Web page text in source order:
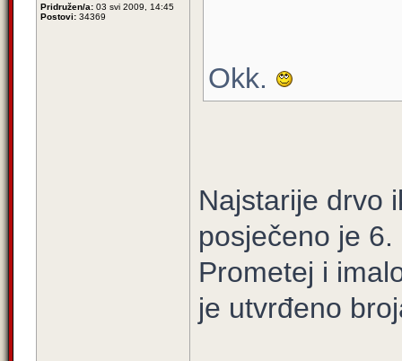
Pridružen/a: 03 svi 2009, 14:45
Postovi: 34369
Okk.
Najstarije drvo
posječeno je
Prometej i
je utvrđeno